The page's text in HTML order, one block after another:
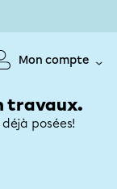
Mon compte
travaux.
posées!